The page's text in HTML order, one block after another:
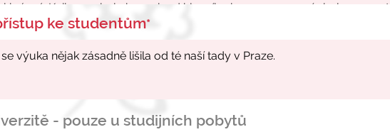
ke studentům*
- pouze u studijních pobytů